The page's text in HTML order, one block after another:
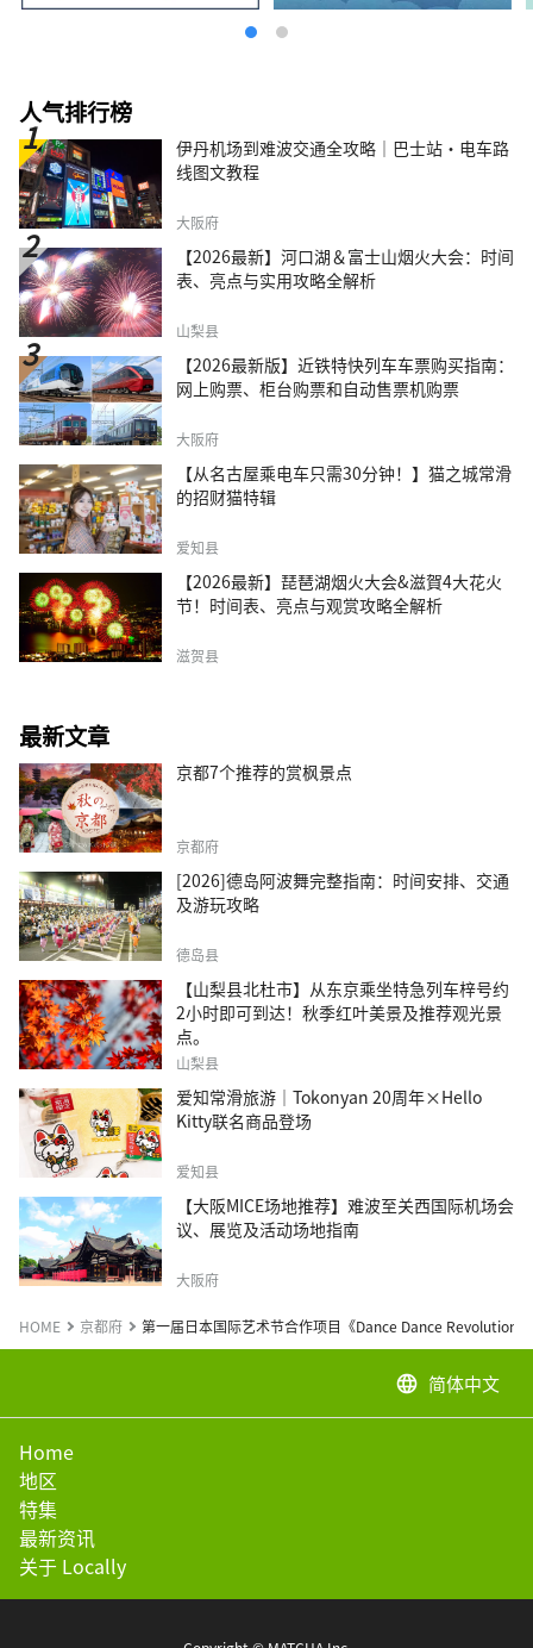
人气排行榜
伊丹机场到难波交通全攻略｜巴士站・电车路
线图文教程
大阪府
【2026最新】河口湖＆富士山烟火大会：时间
表、亮点与实用攻略全解析
山梨县
【2026最新版】近铁特快列车车票购买指南：
网上购票、柜台购票和自动售票机购票
大阪府
【从名古屋乘电车只需30分钟！】猫之城常滑
的招财猫特辑
爱知县
【2026最新】琵琶湖烟火大会&滋賀4大花火
节！时间表、亮点与观赏攻略全解析
滋贺县
最新文章
京都7个推荐的赏枫景点
京都府
[2026]德岛阿波舞完整指南：时间安排、交通
及游玩攻略
德岛县
【山梨县北杜市】从东京乘坐特急列车梓号约
2小时即可到达！秋季红叶美景及推荐观光景
点。
山梨县
爱知常滑旅游｜Tokonyan 20周年×Hello
Kitty联名商品登场
爱知县
【大阪MICE场地推荐】难波至关西国际机场会
议、展览及活动场地指南
大阪府
HOME 京都府 第一届日本国际艺术节合作项目《Dance Dance Revolutions
language 简体中文
Home
地区
特集
最新资讯
关于 Locally